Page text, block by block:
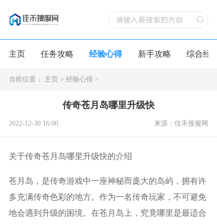
主页 任务攻略 经验心得 新手攻略 综合经
当前位置： 主页> 经验心得>
传奇苍月岛哪里升级快
2022-12-30 16:00 来源：佳禾搜服网
关于传奇苍月岛哪里升级快的介绍
苍月岛，是传奇游戏中一座神秘而庞大的岛屿，拥有许
多充满传奇色彩的地方。作为一名传奇玩家，不可避免
地会遇到升级的困境。在苍月岛上，究竟哪里是最适合